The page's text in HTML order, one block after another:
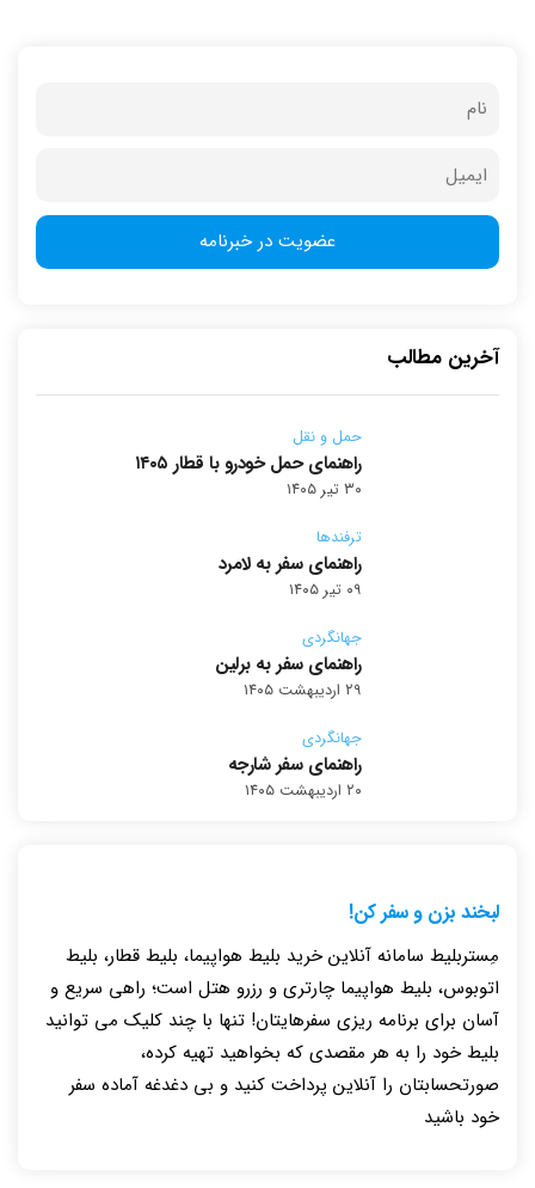
آخرین مطالب
حمل و نقل
راهنمای حمل خودرو با قطار ۱۴۰۵
۳۰ تیر ۱۴۰۵
ترفندها
راهنمای سفر به لامرد
۰۹ تیر ۱۴۰۵
جهانگردی
راهنمای سفر به برلین
۲۹ اردیبهشت ۱۴۰۵
جهانگردی
راهنمای سفر شارجه
۲۰ اردیبهشت ۱۴۰۵
لبخند بزن و سفر کن!
مِستربلیط سامانه آنلاین خرید بلیط هواپیما، بلیط قطار، بلیط
اتوبوس، بلیط هواپیما چارتری و رزرو هتل است؛ راهی سریع و
آسان برای برنامه ریزی سفرهایتان! تنها با چند کلیک می توانید
بلیط خود را به هر مقصدی که بخواهید تهیه کرده،
صورتحسابتان را آنلاین پرداخت کنید و بی دغدغه آماده سفر
خود باشید